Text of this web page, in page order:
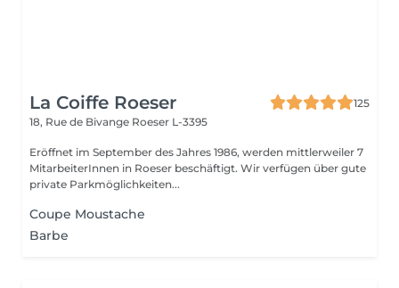
La Coiffe Roeser
125
18, Rue de Bivange Roeser L-3395
Eröffnet im September des Jahres 1986, werden mittlerweiler 7
MitarbeiterInnen in Roeser beschäftigt. Wir verfügen über gute
private Parkmöglichkeiten...
Coupe Moustache
Barbe